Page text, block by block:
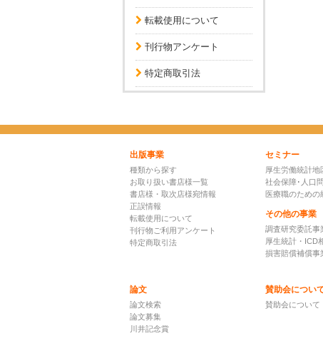
転載使用について
刊行物アンケート
特定商取引法
出版事業
種類から探す
お取り扱い書店様一覧
書店様・取次店様宛情報
正誤情報
転載使用について
刊行物ご利用アンケート
特定商取引法
セミナー
厚生労働統計地
社会保障･人口
医療職のための
その他の事業
調査研究委託事
厚生統計・ICD
損害賠償補償事
論文
論文検索
論文募集
川井記念賞
賛助会につい
賛助会について